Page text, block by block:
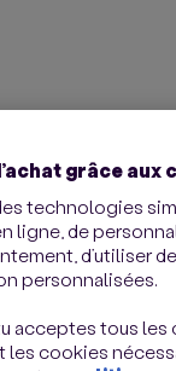
grâce aux
technologies
ligne, de
d’utiliser
personnalisées.
acceptes tous les
les cookies